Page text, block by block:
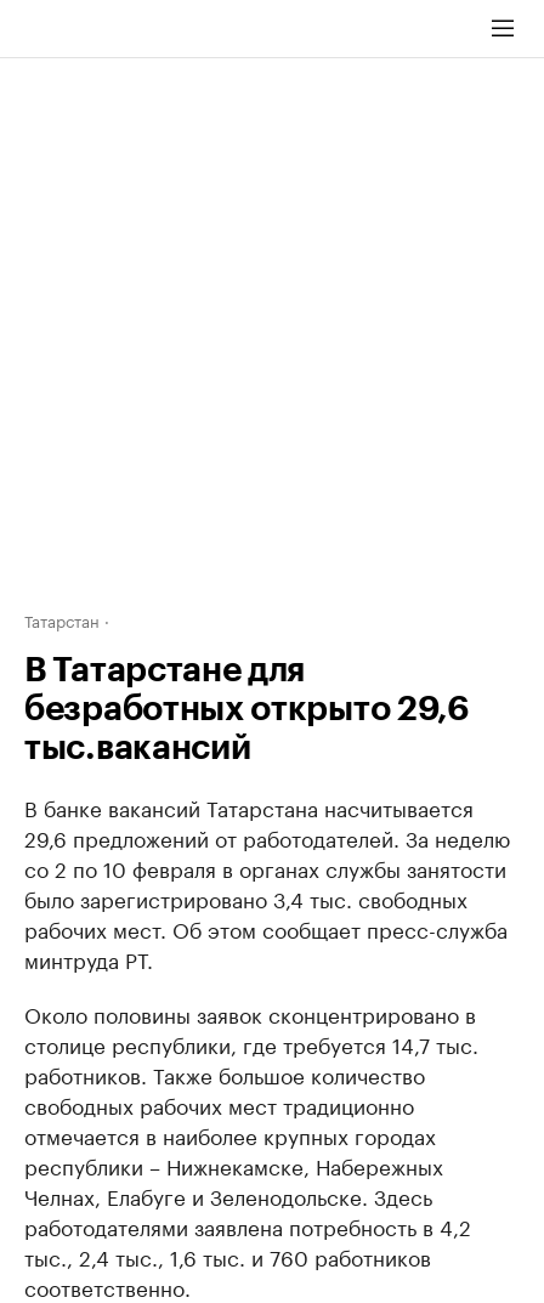
Татарстан
В Татарстане для
безработных открыто 29,6
тыс.вакансий
В банке вакансий Татарстана насчитывается
29,6 предложений от работодателей. За неделю
со 2 по 10 февраля в органах службы занятости
было зарегистрировано 3,4 тыс. свободных
рабочих мест. Об этом сообщает пресс-служба
минтруда РТ.
Около половины заявок сконцентрировано в
столице республики, где требуется 14,7 тыс.
работников. Также большое количество
свободных рабочих мест традиционно
отмечается в наиболее крупных городах
республики – Нижнекамске, Набережных
Челнах, Елабуге и Зеленодольске. Здесь
работодателями заявлена потребность в 4,2
тыс., 2,4 тыс., 1,6 тыс. и 760 работников
соответственно.